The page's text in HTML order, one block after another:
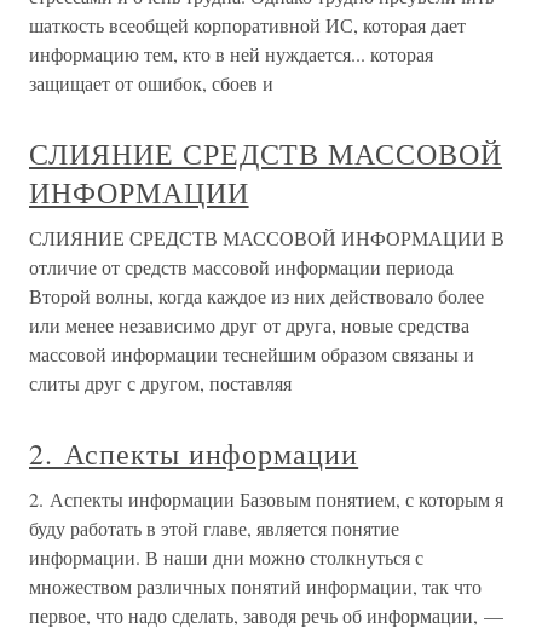
шаткость всеобщей корпоративной ИС, которая дает
информацию тем, кто в ней нуждается... которая
защищает от ошибок, сбоев и
СЛИЯНИЕ СРЕДСТВ МАССОВОЙ
ИНФОРМАЦИИ
СЛИЯНИЕ СРЕДСТВ МАССОВОЙ ИНФОРМАЦИИ В
отличие от средств массовой информации периода
Второй волны, когда каждое из них действовало более
или менее независимо друг от друга, новые средства
массовой информации теснейшим образом связаны и
слиты друг с другом, поставляя
2. Аспекты информации
2. Аспекты информации Базовым понятием, с которым я
буду работать в этой главе, является понятие
информации. В наши дни можно столкнуться с
множеством различных понятий информации, так что
первое, что надо сделать, заводя речь об информации, —